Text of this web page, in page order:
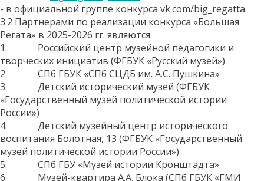
- в официальной группе конкурса vk.com/big_regatta.
3.2 Партнерами по реализации конкурса «Большая
Регата» в 2025-2026 гг. являются:
1. Российский центр музейной педагогики и
творческих инициатив (ФГБУК «Русский музей»)
2. СПб ГБУК «СПб СЦДБ им. А.С. Пушкина»
3. Детский исторический музей (ФГБУК
«Государственный музей политической истории
России»)
4. Детский музейный центр исторического
воспитания Болотная, 13 (ФГБУК «Государственный
музей политической истории России»)
5. СПб ГБУ «Музей истории Кронштадта»
6. Музей-квартира А.А. Блока (СПб ГБУК «ГМИ